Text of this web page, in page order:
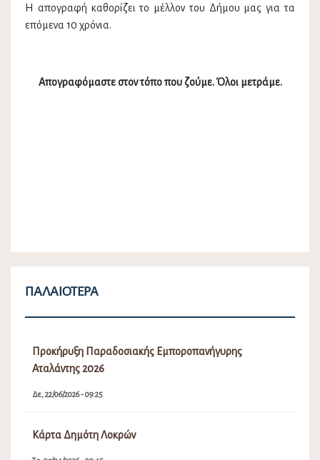
Η απογραφή καθορίζει το μέλλον του Δήμου μας για τα
επόμενα 10 χρόνια.
Απογραφόμαστε στον τόπο που ζούμε. Όλοι μετράμε.
ΠΑΛΑΙΌΤΕΡΑ
Προκήρυξη Παραδοσιακής Εμποροπανήγυρης
Αταλάντης 2026
Δε, 22/06/2026 - 09:25
Κάρτα Δημότη Λοκρών